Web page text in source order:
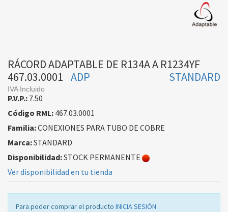
RÁCORD ADAPTABLE DE R134A A R1234YF
467.03.0001
STANDARD
ADP
IVA Incluido
P.V.P.: 7.50
Código RML: 467.03.0001
Familia:CONEXIONES PARA TUBO DE COBRE
Marca:STANDARD
Disponibilidad:STOCK PERMANENTE
Ver disponibilidad en tu tienda
Para poder comprar el producto INICIA SESIÓN